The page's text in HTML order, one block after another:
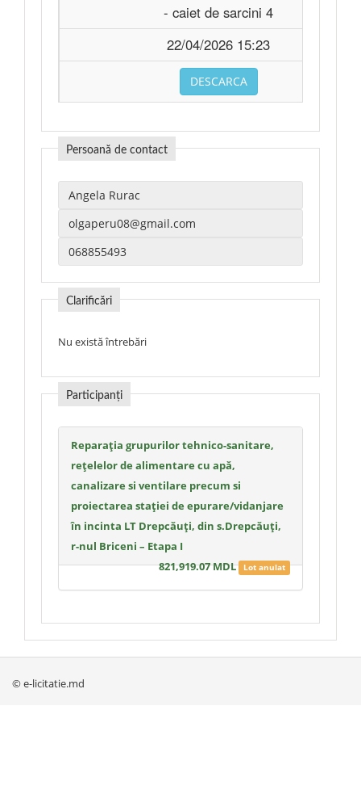
- caiet de sarcini 4
22/04/2026 15:23
DESCARCA
Persoană de contact
Clarificări
Nu există întrebări
Participanți
Reparația grupurilor tehnico-sanitare,
rețelelor de alimentare cu apă,
canalizare si ventilare precum si
proiectarea stației de epurare/vidanjare
în incinta LT Drepcăuți, din s.Drepcăuți,
r-nul Briceni – Etapa I
821,919.07 MDL Lot anulat
© e-licitatie.md